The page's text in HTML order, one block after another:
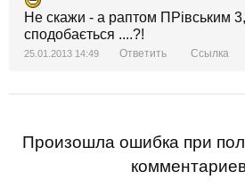
Не скажи - а раптом ПРівським
сподобається ....?!
25.01.2013 14:49 Ответить Ссылка
Произошла ошибка при